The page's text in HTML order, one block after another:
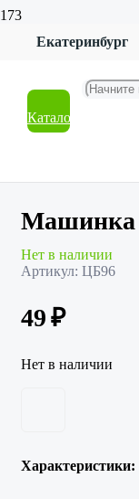
Екатеринбург
Каталог
Товары для детей
Машинка
Машинка
Нет в наличии
Артикул: ЦБ96
49₽
Нет в наличии
Характеристики: